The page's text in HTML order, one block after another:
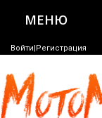
МЕНЮ
Войти|Регистрация